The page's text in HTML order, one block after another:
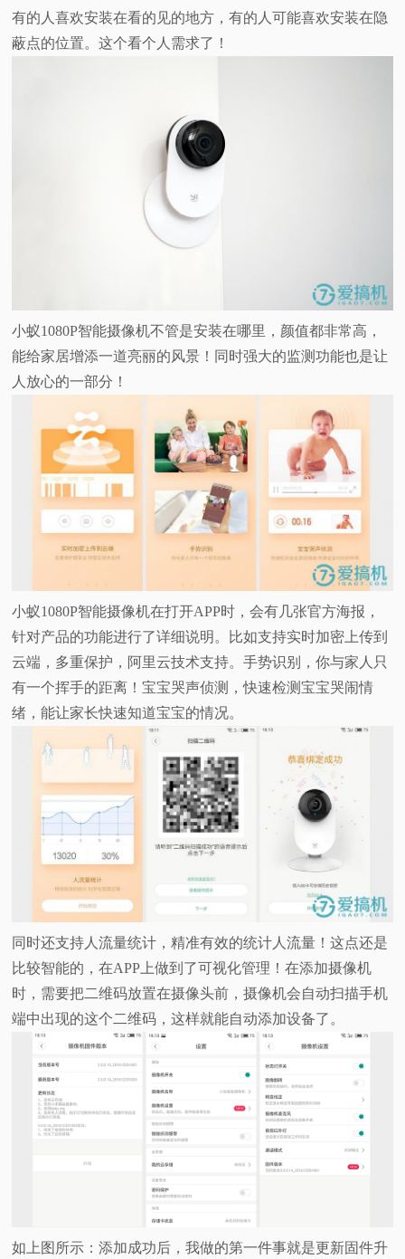
有的人喜欢安装在看的见的地方，有的人可能喜欢安装在隐
蔽点的位置。这个看个人需求了！
小蚁1080P智能摄像机不管是安装在哪里，颜值都非常高，
能给家居增添一道亮丽的风景！同时强大的监测功能也是让
人放心的一部分！
小蚁1080P智能摄像机在打开APP时，会有几张官方海报，
针对产品的功能进行了详细说明。比如支持实时加密上传到
云端，多重保护，阿里云技术支持。手势识别，你与家人只
有一个挥手的距离！宝宝哭声侦测，快速检测宝宝哭闹情
绪，能让家长快速知道宝宝的情况。
同时还支持人流量统计，精准有效的统计人流量！这点还是
比较智能的，在APP上做到了可视化管理！在添加摄像机
时，需要把二维码放置在摄像头前，摄像机会自动扫描手机
端中出现的这个二维码，这样就能自动添加设备了。
如上图所示：添加成功后，我做的第一件事就是更新固件升